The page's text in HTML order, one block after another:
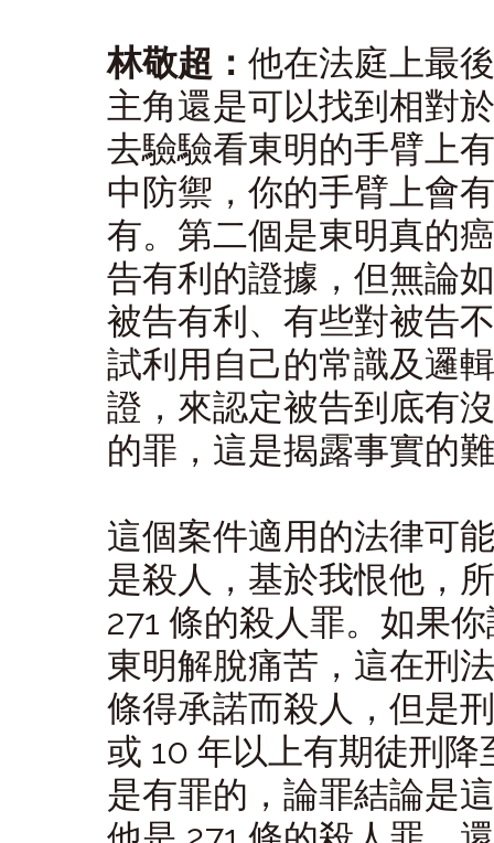
林敬超： 他在法庭上最
主角還是可以找到相對
去驗驗看東明的手臂上
中防禦，你的手臂上會
有。第二個是東明真的
告有利的證據，但無論
被告有利、有些對被告
試利用自己的常識及邏
證，來認定被告到底有
的罪，這是揭露事實的
這個案件適用的法律可
是殺人，基於我恨他，
271 條的殺人罪。如果
東明解脫痛苦，這在刑
條得承諾而殺人，但是
或 10 年以上有期徒刑
是有罪的，論罪結論是